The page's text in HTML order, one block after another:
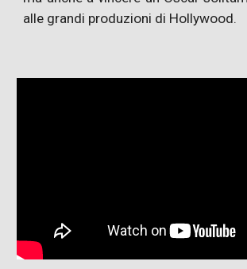
alle grandi produzioni di Hollywood.